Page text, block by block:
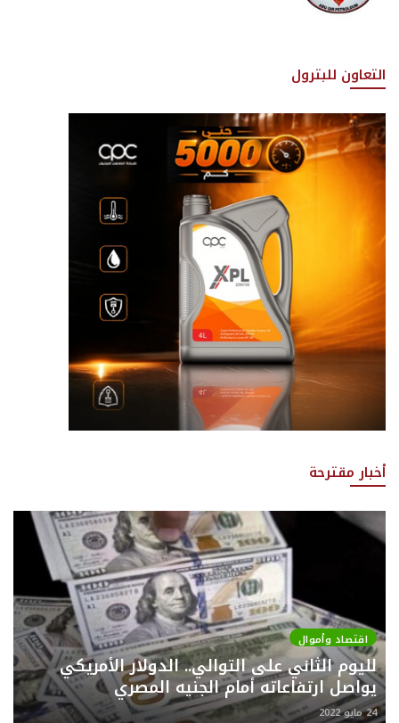
التعاون للبترول
أخبار مقترحة
اقتصاد وأموال
لليوم الثاني على التوالي.. الدولار الأمريكي
يواصل ارتفاعاته أمام الجنيه المصري
24 مايو 2022